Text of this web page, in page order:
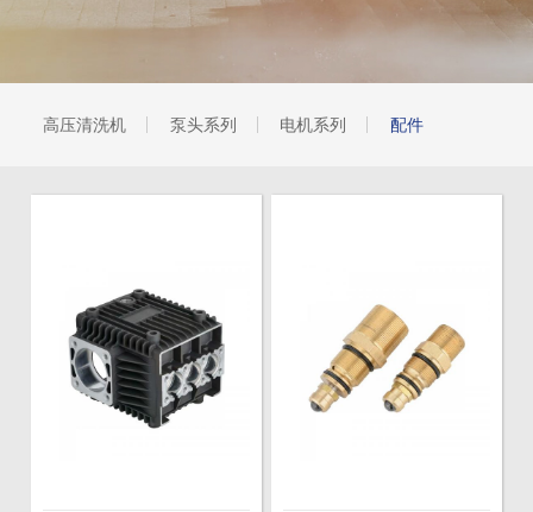
高压清洗机 泵头系列 电机系列 配件